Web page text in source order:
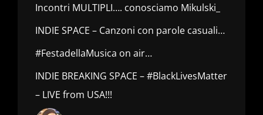
Incontri MULTIPLI…. conosciamo Mikulski_
INDIE SPACE – Canzoni con parole casuali…
#FestadellaMusica on air…
INDIE BREAKING SPACE – #BlackLivesMatter
– LIVE from USA!!!